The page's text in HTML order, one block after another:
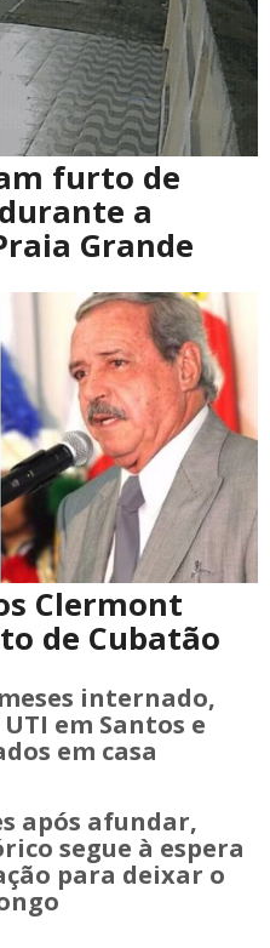
furto de
a
Grande
Clermont
de Cubatão
internado,
em Santos e
em casa
após afundar,
segue à espera
para deixar o